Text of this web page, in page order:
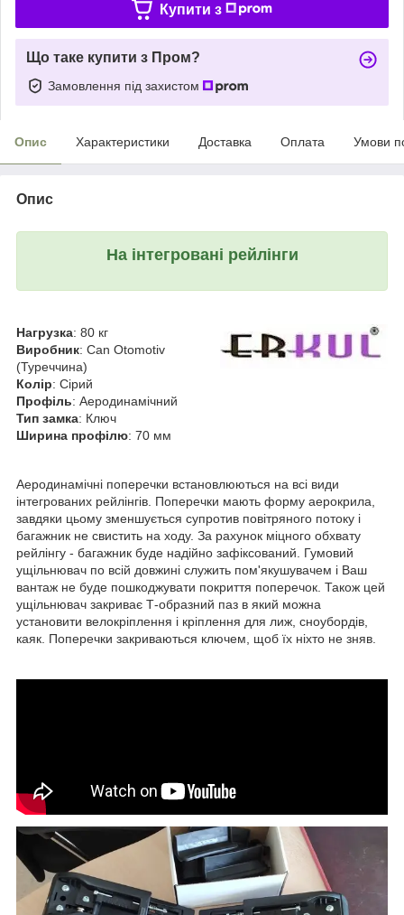
Купити з
Що таке купити з Пром?
Замовлення під захистом
Опис Характеристики Доставка Оплата Умови
Опис
На інтегровані рейлінги
Нагрузка: 80 кг
Виробник: Can Otomotiv
(Туреччина)
Колір: Сірий
Профіль: Аеродинамічний
Тип замка: Ключ
Ширина профілю: 70 мм
Аеродинамічні поперечки встановлюються на всі види
інтегрованих рейлінгів. Поперечки мають форму аерокрила,
завдяки цьому зменшується супротив повітряного потоку і
багажник не свистить на ходу. За рахунок міцного обхвату
рейлінгу - багажник буде надійно зафіксований. Гумовий
ущільнювач по всій довжині служить пом'якушувачем і Ваш
вантаж не буде пошкоджувати покриття поперечок. Також цей
ущільнювач закриває Т-образний паз в який можна
установити велокріплення і кріплення для лиж, сноубордів,
каяк. Поперечки закриваються ключем, щоб їх ніхто не зняв.